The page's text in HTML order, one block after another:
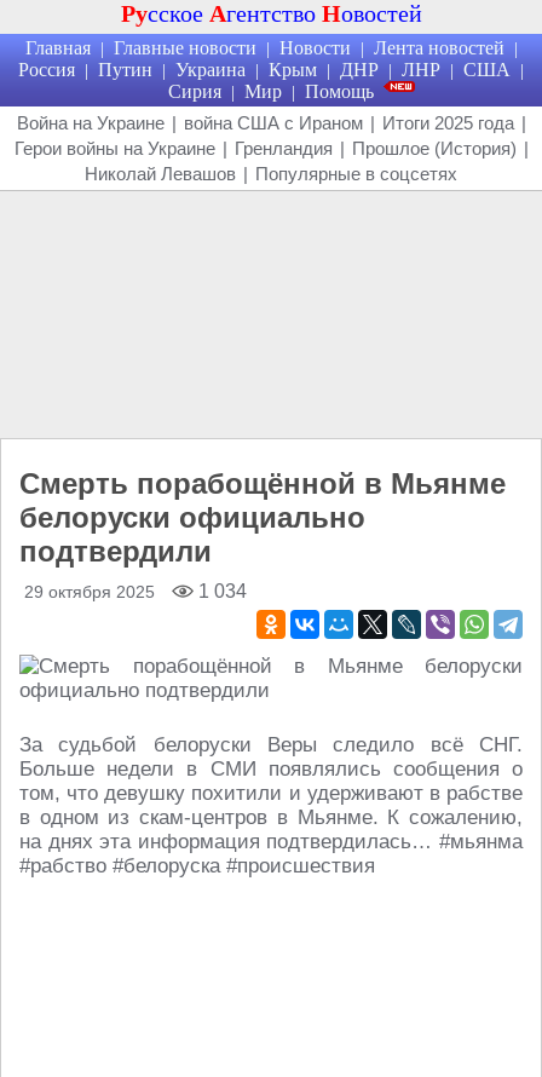
Русское Агентство Новостей
Главная | Главные новости | Новости | Лента новостей |
Россия | Путин | Украина | Крым | ДНР | ЛНР | США |
Сирия | Мир | Помощь
Война на Украине | война США с Ираном | Итоги 2025 года |
Герои войны на Украине | Гренландия | Прошлое (История) |
Николай Левашов | Популярные в соцсетях
Смерть порабощённой в Мьянме
белоруски официально
подтвердили
29 октября 2025 1 034
За судьбой белоруски Веры следило всё СНГ.
Больше недели в СМИ появлялись сообщения о
том, что девушку похитили и удерживают в рабстве
в одном из скам-центров в Мьянме. К сожалению,
на днях эта информация подтвердилась… #мьянма
#рабство #белоруска #происшествия